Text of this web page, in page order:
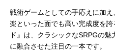
戦術ゲームとしての手応えに加
楽といった面でも高い完成度を
ド』は、クラシックなSRPGの
に融合させた注目の一本です。